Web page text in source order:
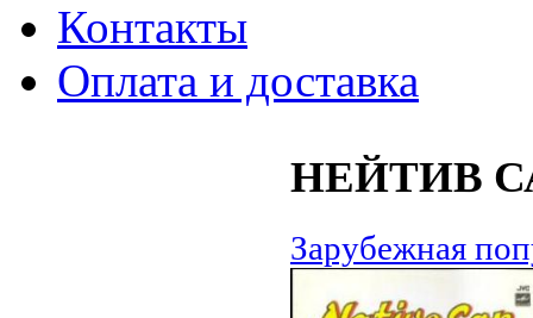
Контакты
Оплата и доставка
НЕЙТИВ
Зарубежная